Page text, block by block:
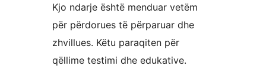
Kjo ndarje është menduar vetëm
për përdorues të përparuar dhe
zhvillues. Këtu paraqiten për
qëllime testimi dhe edukative.